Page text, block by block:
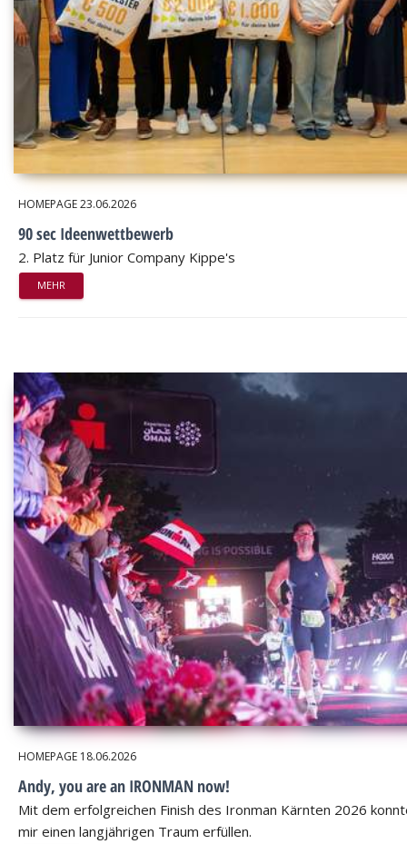
HOMEPAGE23.06.2026
90 sec Ideenwettbewerb
2. Platz für Junior Company Kippe's
MEHR
HOMEPAGE 18.06.2026
Andy, you are an IRONMAN now!
Mit dem erfolgreichen Finish des Ironman Kärnten 2026
mir einen langjährigen Traum erfüllen.